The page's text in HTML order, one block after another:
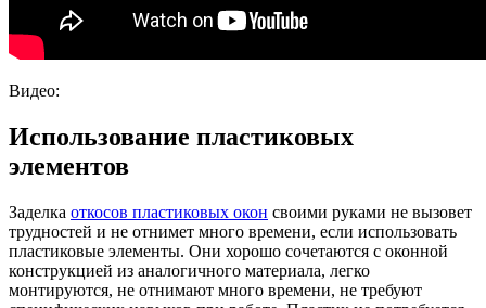
Видео:
Использование пластиковых
элементов
Заделка откосов пластиковых окон своими руками не вызовет
трудностей и не отнимет много времени, если использовать
пластиковые элементы. Они хорошо сочетаются с оконной
конструкцией из аналогичного материала, легко
монтируются, не отнимают много времени, не требуют